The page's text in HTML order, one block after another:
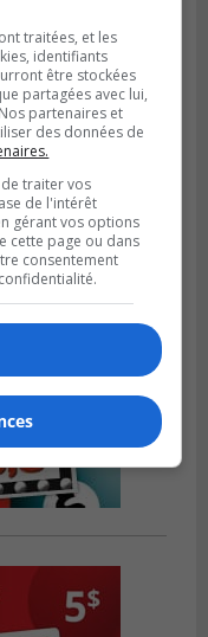
le PLQ
traitées, et les
identifiants
être stockées
partagées avec lui,
partenaires et
des données de
traiter vos
de l'intérêt
gérant vos options
cette page ou dans
consentement